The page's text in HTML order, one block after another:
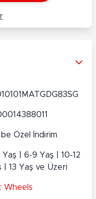
Özel İndirim
Yaş | 6-9 Yaş | 10-12
| 13 Yaş ve Üzeri
Wheels